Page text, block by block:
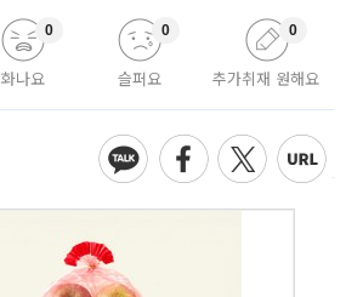
화나요
0
슬퍼요
0
추가취재 원해요
0